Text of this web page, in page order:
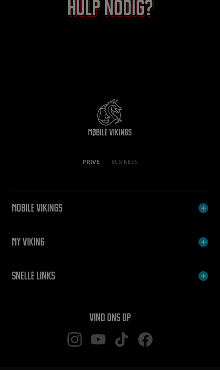
Hulp nodig?
PRIVE BUSINESS
Mobile Vikings
My Viking
Snelle links
Vind ons op